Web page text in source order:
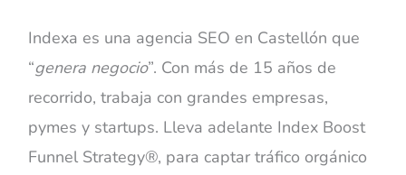
Indexa es una agencia SEO en Castellón que
“genera negocio”. Con más de 15 años de
recorrido, trabaja con grandes empresas,
pymes y startups. Lleva adelante Index Boost
Funnel Strategy®, para captar tráfico orgánico